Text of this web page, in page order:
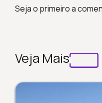
Seja o primeiro a
Veja Mais